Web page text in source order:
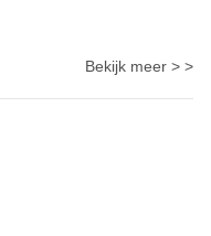
Bekijk meer > >